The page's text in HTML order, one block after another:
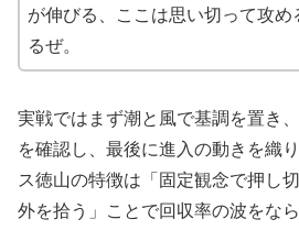
が伸びる、ここは思い切って攻め
るぜ。
実戦ではまず潮と風で基調を置き
を確認し、最後に進入の動きを織
ス徳山の特徴は「固定観念で押し
外を拾う」ことで回収率の波をなら